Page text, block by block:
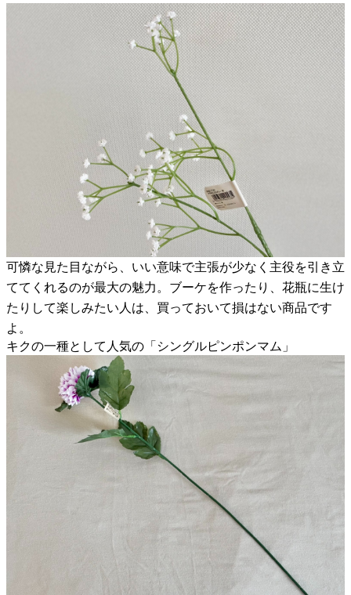
可憐な見た目ながら、いい意味で主張が少なく主役を引き立
ててくれるのが最大の魅力。ブーケを作ったり、花瓶に生け
たりして楽しみたい人は、買っておいて損はない商品です
よ。
キクの一種として人気の「シングルピンポンマム」